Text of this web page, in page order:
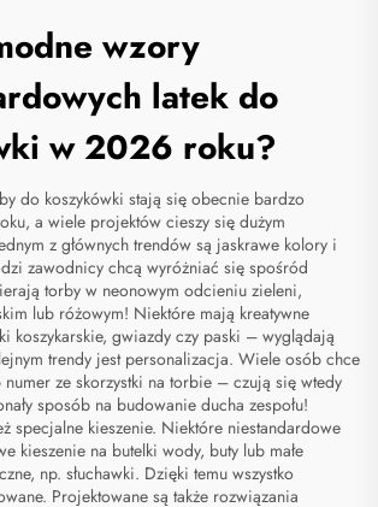
wzory
latek do
w 2026 roku?
do koszykówki stają się obecnie bardzo
a wiele projektów cieszy się dużym
z głównych trendów są jaskrawe kolory i
zawodnicy chcą wyróżniać się spośród
torby w neonowym odcieniu zieleni,
lub różowym! Niektóre mają kreatywne
koszykarskie, gwiazdy czy paski – wyglądają
trendy jest personalizacja. Wiele osób chce
ze skorzystki na torbie – czują się wtedy
sposób na budowanie ducha zespołu!
specjalne kieszenie. Niektóre niestandardowe
kieszenie na butelki wody, buty lub małe
np. słuchawki. Dzięki temu wszystko
Projektowane są także rozwiązania